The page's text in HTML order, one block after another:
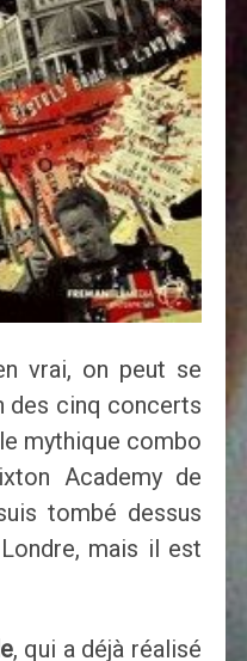
vrai, on peut se
des cinq concerts
mythique combo
Academy de
tombé dessus
mais il est
, qui a déjà réalisé